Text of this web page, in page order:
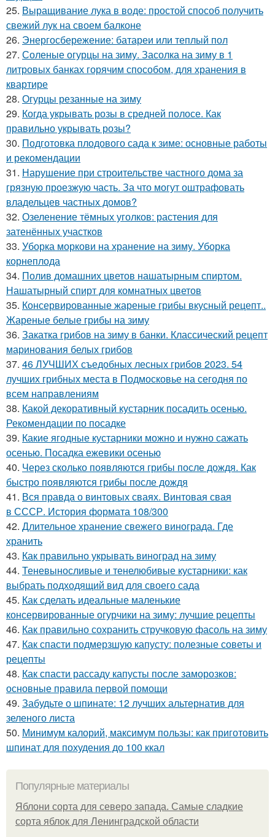
25. Выращивание лука в воде: простой способ получить
свежий лук на своем балконе
26. Энергосбережение: батареи или теплый пол
27. Соленые огурцы на зиму. Засолка на зиму в 1
литровых банках горячим способом, для хранения в
квартире
28. Огурцы резанные на зиму
29. Когда укрывать розы в средней полосе. Как
правильно укрывать розы?
30. Подготовка плодового сада к зиме: основные работы
и рекомендации
31. Нарушение при строительстве частного дома за
грязную проезжую часть. За что могут оштрафовать
владельцев частных домов?
32. Озеленение тёмных уголков: растения для
затенённых участков
33. Уборка моркови на хранение на зиму. Уборка
корнеплода
34. Полив домашних цветов нашатырным спиртом.
Нашатырный спирт для комнатных цветов
35. Консервированные жареные грибы вкусный рецепт..
Жареные белые грибы на зиму
36. Закатка грибов на зиму в банки. Классический рецепт
маринования белых грибов
37. 46 ЛУЧШИХ съедобных лесных грибов 2023. 54
лучших грибных места в Подмосковье на сегодня по
всем направлениям
38. Какой декоративный кустарник посадить осенью.
Рекомендации по посадке
39. Какие ягодные кустарники можно и нужно сажать
осенью. Посадка ежевики осенью
40. Через сколько появляются грибы после дождя. Как
быстро появляются грибы после дождя
41. Вся правда о винтовых сваях. Винтовая свая
в СССР. История формата 108/300
42. Длительное хранение свежего винограда. Где
хранить
43. Как правильно укрывать виноград на зиму
44. Теневыносливые и тенелюбивые кустарники: как
выбрать подходящий вид для своего сада
45. Как сделать идеальные маленькие
консервированные огурчики на зиму: лучшие рецепты
46. Как правильно сохранить стручковую фасоль на зиму
47. Как спасти подмерзшую капусту: полезные советы и
рецепты
48. Как спасти рассаду капусты после заморозков:
основные правила первой помощи
49. Забудьте о шпинате: 12 лучших альтернатив для
зеленого листа
50. Минимум калорий, максимум пользы: как приготовить
шпинат для похудения до 100 ккал
Популярные материалы
Яблони сорта для северо запада. Самые сладкие
сорта яблок для Ленинградской области